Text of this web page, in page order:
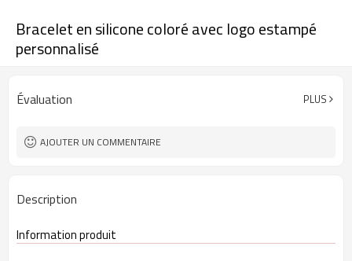
Bracelet en silicone coloré avec logo estampé
personnalisé
Évaluation PLUS
AJOUTER UN COMMENTAIRE
Description
Information produit